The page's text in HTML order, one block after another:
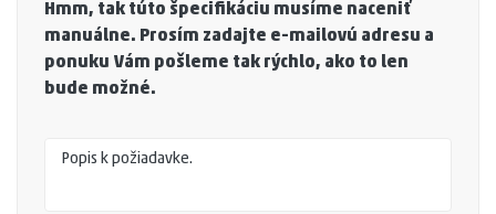
Hmm, tak túto špecifikáciu musíme naceniť
manuálne. Prosím zadajte e-mailovú adresu a
ponuku Vám pošleme tak rýchlo, ako to len
bude možné.